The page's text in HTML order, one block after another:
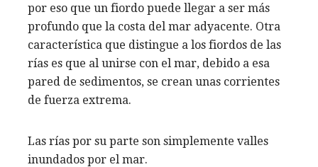
por eso que un fiordo puede llegar a ser más
profundo que la costa del mar adyacente. Otra
característica que distingue a los fiordos de las
rías es que al unirse con el mar, debido a esa
pared de sedimentos, se crean unas corrientes
de fuerza extrema.
Las rías por su parte son simplemente valles
inundados por el mar.